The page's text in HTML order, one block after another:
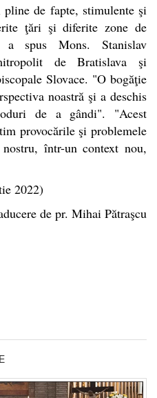
de fapte, stimulente şi
ţări şi diferite zone de
a spus Mons. Stanislav
de Bratislava şi
Slovace. "O bogăţie
noastră şi a deschis
de a gândi". "Acest
provocările şi problemele
într-un context nou,
2022)
de pr. Mihai Pătraşcu